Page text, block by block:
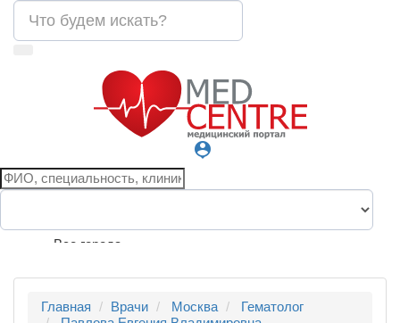
person_pin
Все города
Главная Врачи Москва
Гематолог